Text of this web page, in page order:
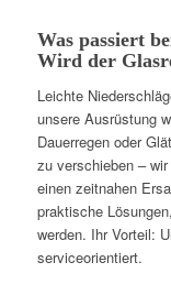
Was passiert
Wird der
Leichte
unsere Ausrüstung
Dauerregen oder
zu verschieben –
einen zeitnahen
praktische
werden. Ihr Vorteil:
serviceorientiert.